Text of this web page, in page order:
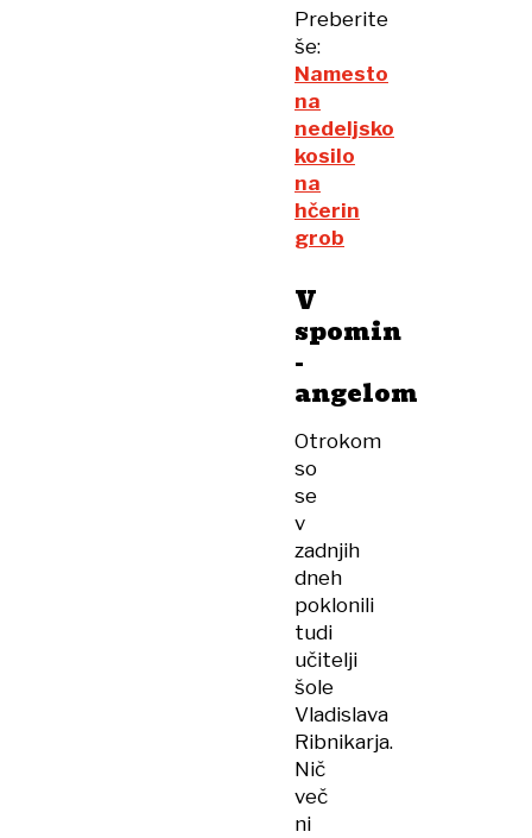
Preberite
še:
Namesto
na
nedeljsko
kosilo
na
hčerin
grob
V
spomin
-
angelom
Otrokom
so
se
v
zadnjih
dneh
poklonili
tudi
učitelji
šole
Vladislava
Ribnikarja.
Nič
več
ni